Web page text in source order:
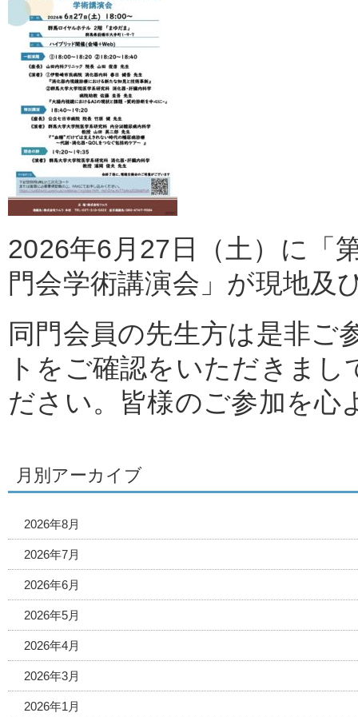
2026年6 月 27 日（土）に「
門会学術講演会」が現地及
同門会員の先生方は是非ご
トをご確認をいただきまし
ださい。皆様のご参加を心
月別アーカイブ
2026年8月
2026年7月
2026年6月
2026年5月
2026年4月
2026年3月
2026年1月